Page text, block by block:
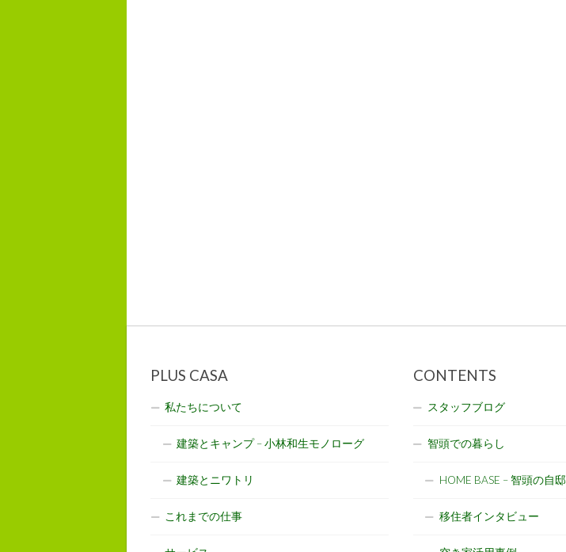
PLUS CASA
私たちについて
建築とキャンプ – 小林和生モノローグ
建築とニワトリ
これまでの仕事
CONTENTS
スタッフブログ
智頭での暮らし
HOME BASE – 智頭の自邸
移住者インタビュー